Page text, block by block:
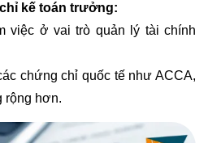
kế toán trưởng:
việc ở vai trò quản lý tài chính
chứng chỉ quốc tế như ACCA,
rộng hơn.